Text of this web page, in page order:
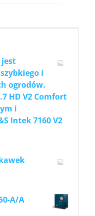
i
ogrodów.
HD V2 Comfort
i
Intek 7160 V2
A/A